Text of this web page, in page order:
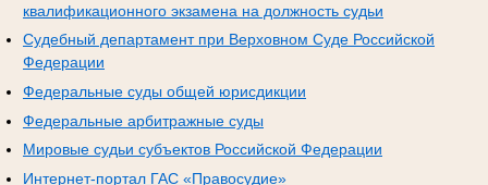
квалификационного экзамена на должность судьи
Судебный департамент при Верховном Суде Российской
Федерации
Федеральные суды общей юрисдикции
Федеральные арбитражные суды
Мировые судьи субъектов Российской Федерации
Интернет-портал ГАС «Правосудие»